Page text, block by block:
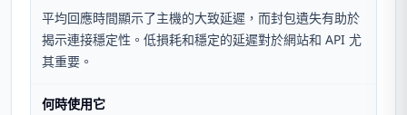
平均回應時間顯示了主機的大致延遲，而封包遺失有助於
揭示連接穩定性。低損耗和穩定的延遲對於網站和 API 尤
其重要。
何時使用它